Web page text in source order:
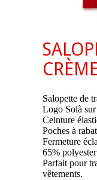
Salopette de
Logo Solà
Ceinture
Poches à
Fermeture
65%
Parfait pour
vêtements.